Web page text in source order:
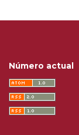
Número actual